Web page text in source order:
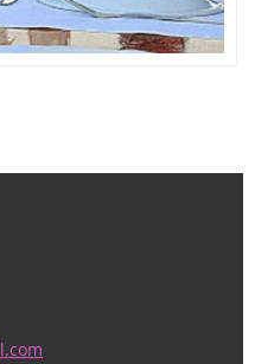
l.com